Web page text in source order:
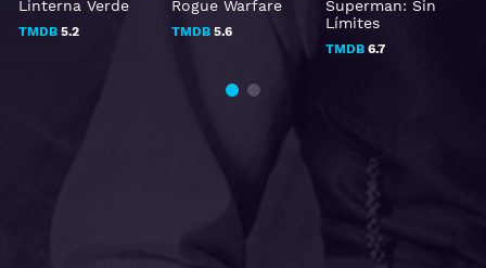
Linterna Verde
TMDB5.2
Rogue Warfare
TMDB 5.6
Superman: Sin
Límites
TMDB6.7